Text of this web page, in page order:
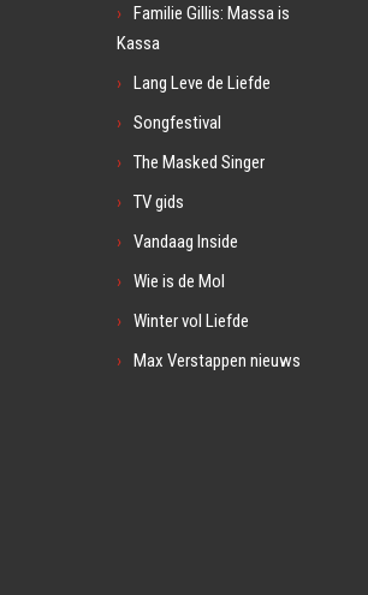
Familie Gillis: Massa is
Kassa
Lang Leve de Liefde
Songfestival
The Masked Singer
TV gids
Vandaag Inside
Wie is de Mol
Winter vol Liefde
Max Verstappen nieuws